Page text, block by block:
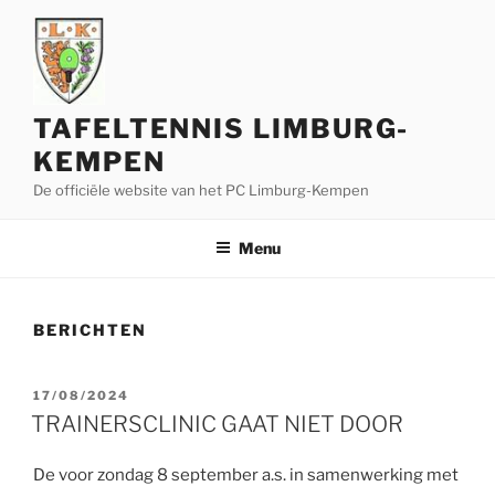
inhoud
TAFELTENNIS LIMBURG-
KEMPEN
De officiële website van het PC Limburg-Kempen
Menu
BERICHTEN
GEPLAATST
OP
17/08/2024
TRAINERSCLINIC GAAT NIET DOOR
De voor zondag 8 september a.s. in samenwerking met